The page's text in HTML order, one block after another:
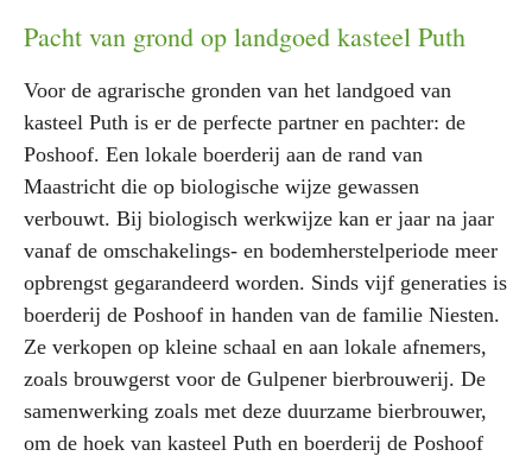
Pacht van grond op landgoed kasteel Puth
Voor de agrarische gronden van het landgoed van
kasteel Puth is er de perfecte partner en pachter: de
Poshoof. Een lokale boerderij aan de rand van
Maastricht die op biologische wijze gewassen
verbouwt. Bij biologisch werkwijze kan er jaar na jaar
vanaf de omschakelings- en bodemherstelperiode meer
opbrengst gegarandeerd worden. Sinds vijf generaties is
boerderij de Poshoof in handen van de familie Niesten.
Ze verkopen op kleine schaal en aan lokale afnemers,
zoals brouwgerst voor de Gulpener bierbrouwerij. De
samenwerking zoals met deze duurzame bierbrouwer,
om de hoek van kasteel Puth en boerderij de Poshoof